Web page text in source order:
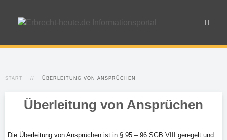
START ÜBERLEITUNG VON ANSPRÜCHEN
Überleitung von Ansprüchen
Die Überleitung von Ansprüchen ist in § 95 – 96 SGB VIII geregelt und